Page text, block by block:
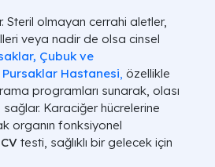
Steril olmayan cerrahi aletler,
veya nadir de olsa cinsel
Çubuk ve
Hastanesi, özellikle
programları sunarak, olası
Karaciğer hücrelerine
organın fonksiyonel
testi, sağlıklı bir gelecek için